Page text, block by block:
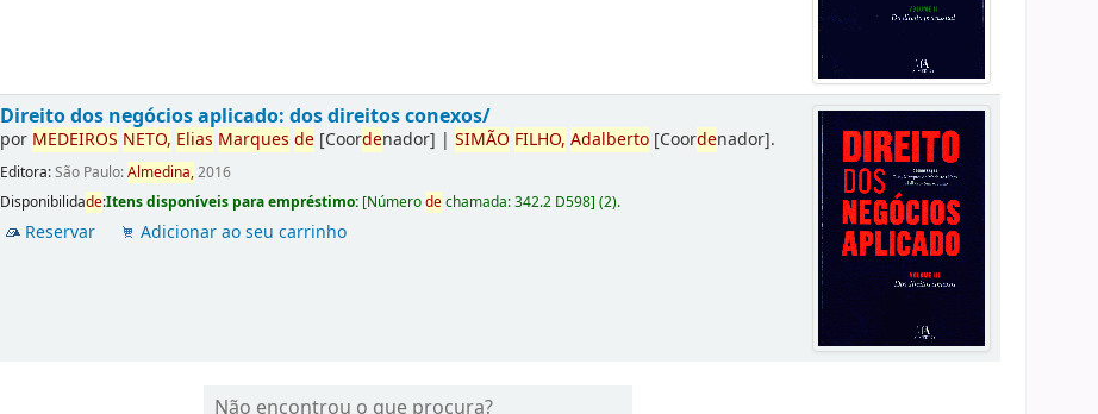
Direito dos negócios aplicado: dos direitos conexos/
por MEDEIROS NETO, Elias Marques de [Coordenador] |SIMÃO FILHO, Adalberto [Coordenador].
Editora:São Paulo:Almedina,2016
Disponibilidade:Itens disponíveis para empréstimo: [Númerodechamada:342.2 D598](2).
Reservar Adicionar ao seu carrinho